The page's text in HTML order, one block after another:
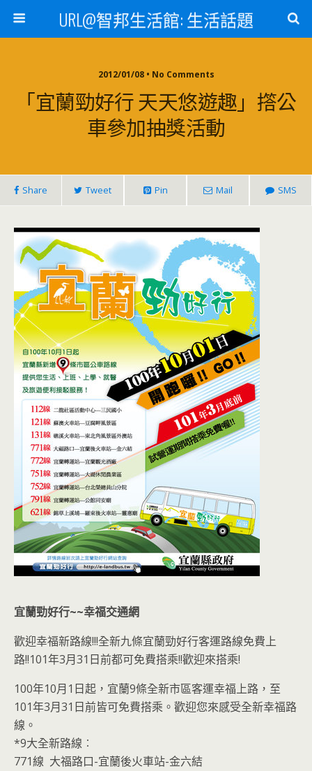
URL@智邦生活館: 生活話題
2012/01/08 • No Comments
「宜蘭勁好行 天天悠遊趣」撘公
車參加抽獎活動
Share Tweet Pin Mail SMS
宜蘭勁好行~~幸福交通網
歡迎幸福新路線!!!全新九條宜蘭勁好行客運路線免費上
路!!101年3月31日前都可免費搭乘!!歡迎來搭乘!
100年10月1日起，宜蘭9條全新市區客運幸福上路，至
101年3月31日前皆可免費搭乘。歡迎您來感受全新幸福路
線。
*9大全新路線︰
771線 大福路口-宜蘭後火車站-金六結